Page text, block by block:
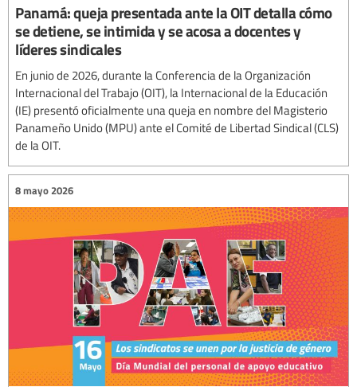
Panamá: queja presentada ante la OIT detalla cómo
se detiene, se intimida y se acosa a docentes y
líderes sindicales
En junio de 2026, durante la Conferencia de la Organización
Internacional del Trabajo (OIT), la Internacional de la Educación
(IE) presentó oficialmente una queja en nombre del Magisterio
Panameño Unido (MPU) ante el Comité de Libertad Sindical (CLS)
de la OIT.
8 mayo 2026